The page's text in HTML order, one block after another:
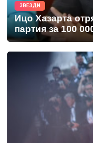
ЗВЕЗДИ
Ицо Хазарта
партия за 100